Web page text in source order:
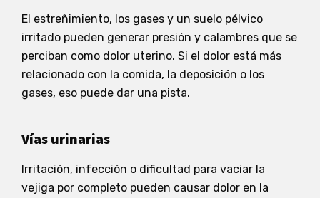
El estreñimiento, los gases y un suelo pélvico
irritado pueden generar presión y calambres que se
perciban como dolor uterino. Si el dolor está más
relacionado con la comida, la deposición o los
gases, eso puede dar una pista.
Vías urinarias
Irritación, infección o dificultad para vaciar la
vejiga por completo pueden causar dolor en la